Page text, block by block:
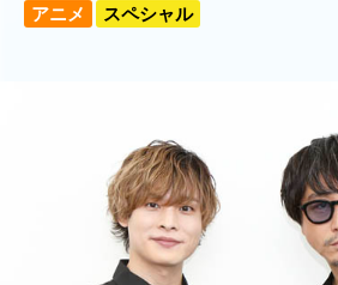
アニメ スペシャル